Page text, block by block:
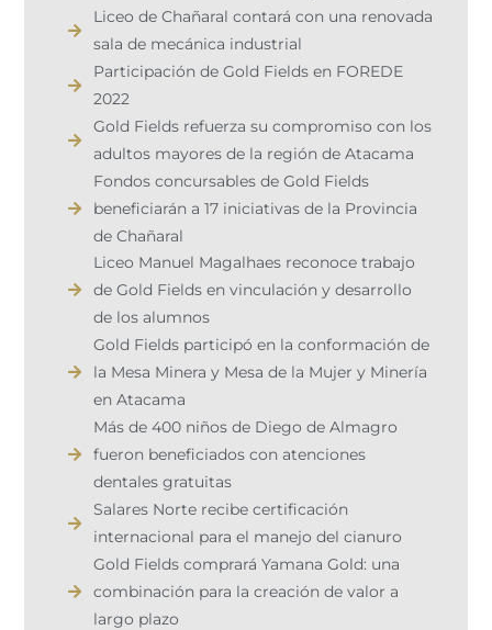
Liceo de Chañaral contará con una renovada
sala de mecánica industrial
Participación de Gold Fields en FOREDE
2022​
Gold Fields refuerza su compromiso con los
adultos mayores de la región de Atacama
Fondos concursables de Gold Fields
beneficiarán a 17 iniciativas de la Provincia
de Chañaral
Liceo Manuel Magalhaes reconoce trabajo
de Gold Fields en vinculación y desarrollo
de los alumnos
Gold Fields participó en la conformación de
la Mesa Minera y Mesa de la Mujer y Minería
en Atacama
Más de 400 niños de Diego de Almagro
fueron beneficiados con atenciones
dentales gratuitas
Salares Norte recibe certificación
internacional para el manejo del cianuro
Gold Fields comprará Yamana Gold: una
combinación para la creación de valor a
largo plazo